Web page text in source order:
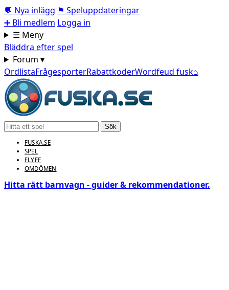
💬 Nya inlägg ⚑ Speluppdateringar
➕ Bli medlem Logga in
☰ Meny
Bläddra efter spel
Forum ▾
OrdlistaFrågesporterRabattkoderWordfeud fusk⌂
Sök
FUSKA.SE
SPEL
FLYFF
OMDÖMEN
Hitta rätt barnvagn - guider & rekommendationer.